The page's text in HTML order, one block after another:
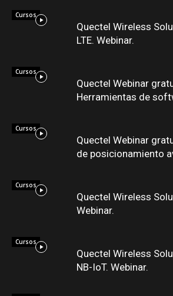
Cursos
Quectel Wireless
LTE. Webinar.
Cursos
Quectel Webinar
Herramientas de
Cursos
Quectel Webinar
de posicionamiento
Cursos
Quectel Wireless
Webinar.
Cursos
Quectel Wireless
NB-IoT. Webinar.